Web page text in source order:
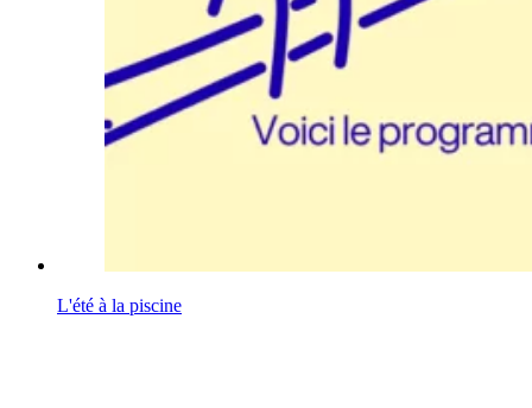
L'été à la piscine